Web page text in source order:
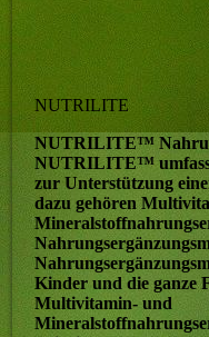
NUTRILITE
NUTRILITE™
NUTRILITE™
zur Unterstützung
dazu gehören
Kinder und die ganze
Multivitamin- und